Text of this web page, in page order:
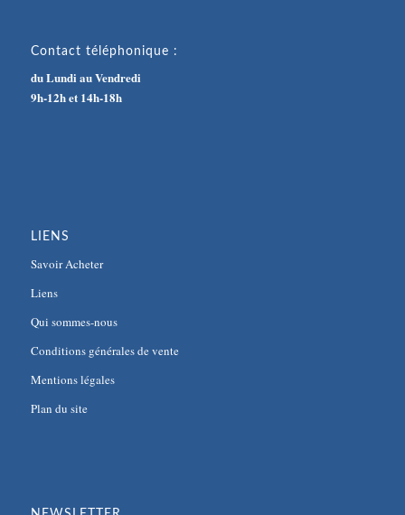
Contact téléphonique :
du Lundi au Vendredi
9h-12h et 14h-18h
LIENS
Savoir Acheter
Liens
Qui sommes-nous
Conditions générales de vente
Mentions légales
Plan du site